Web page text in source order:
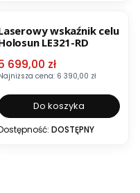
wskaźnik celu
LE321-RD
promocyjna
699,00 zł
cena: 6 390,00 zł
Do koszyka
DOSTĘPNY